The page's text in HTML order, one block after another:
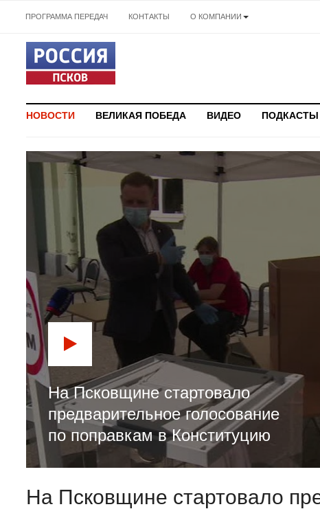
ПРОГРАММА ПЕРЕДАЧ КОНТАКТЫ О КОМПАНИИ
НОВОСТИ ВЕЛИКАЯ ПОБЕДА ВИДЕО ПОДКАСТЫ
На Псковщине стартовало
предварительное голосование
по поправкам в Конституцию
На Псковщине стартовало